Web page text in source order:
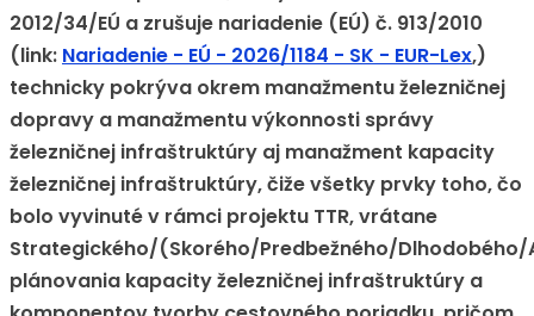
2012/34/EÚ a zrušuje nariadenie (EÚ) č. 913/2010
(link: Nariadenie - EÚ - 2026/1184 - SK - EUR-Lex,)
technicky pokrýva okrem manažmentu železničnej
dopravy a manažmentu výkonnosti správy
železničnej infraštruktúry aj manažment kapacity
železničnej infraštruktúry, čiže všetky prvky toho, čo
bolo vyvinuté v rámci projektu TTR, vrátane
Strategického/(Skorého/Predbežného/
plánovania kapacity železničnej infraštruktúry a